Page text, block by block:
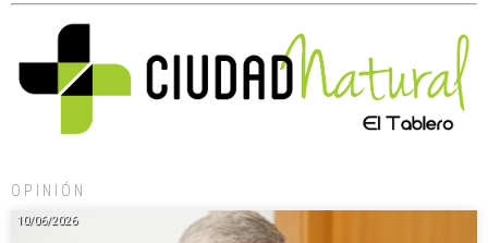
OPINIÓN
10/06/2026